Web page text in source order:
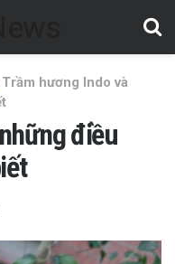
Trầm hương Indo và
điều